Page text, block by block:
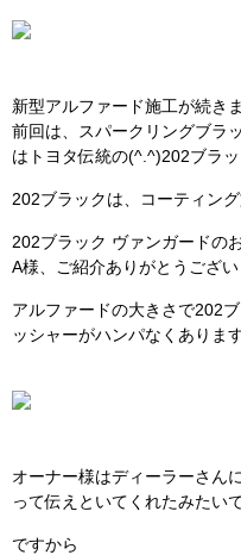
新型アルファード施工が続きま
前回は、スパークリングブラ
はトヨタ伝統の(^.^)202ブラッ
202ブラックは、コーティン
202ブラック ヴァンガードの
A様、ご紹介ありがとうござ
アルファードの大きさで202
ッシャーがハンパなくありま
オーナー様はディーラーさん
って伝えといてくれたみたいで
ですから